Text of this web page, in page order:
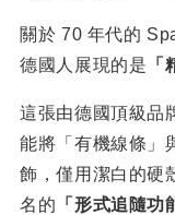
關於 70 年代的
德國人展現的是 「
這張由德國頂級品
能將「有機線條」
飾，僅用潔白的硬
名的 「形式追隨